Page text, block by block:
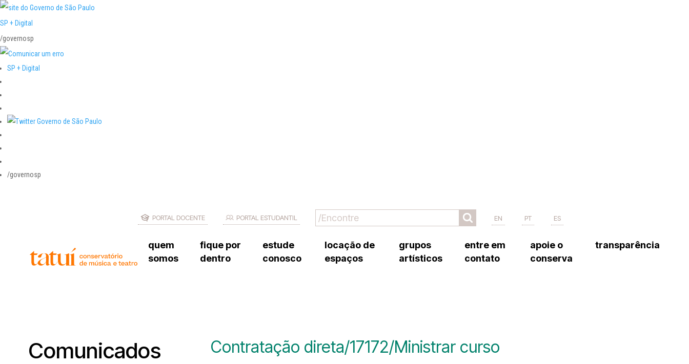
SP + Digital
/governosp
SP + Digital
/governosp
PORTAL DOCENTE PORTAL ESTUDANTIL EN PT ES
quem
somos
fique por
dentro
estude
conosco
locação de
espaços
grupos
artísticos
entre em
contato
assessoria de imprensa
trabalhe conosco
apoie o
conserva
transparência
Comunicados Contratação direta/17172/Ministrar curso